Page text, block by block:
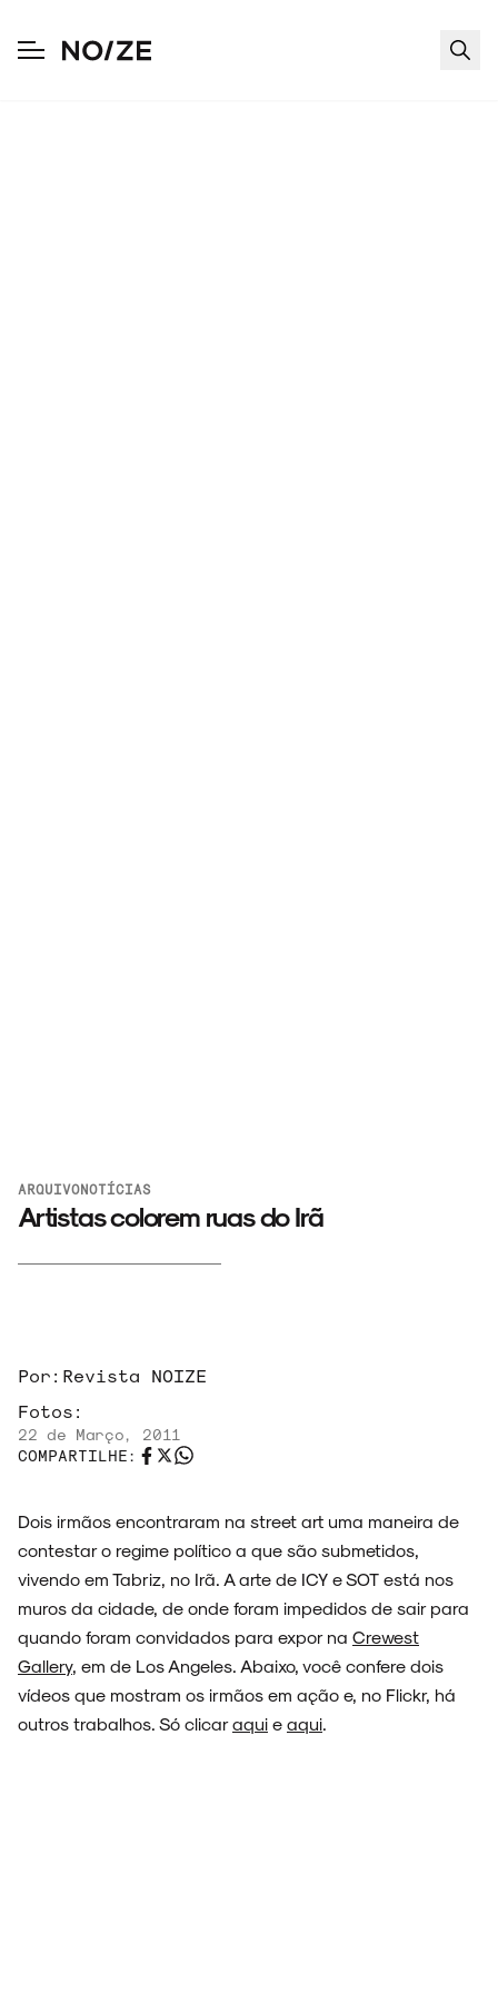
ENTREVISTAS
ESPECIAIS
FAIXA A FAIXA
ARQUIVONOTÍCIAS
Artistas colorem ruas do Irã
Por: Revista NOIZE
Fotos:
22 de Março, 2011
COMPARTILHE:
Dois irmãos encontraram na street art uma maneira de
contestar o regime político a que são submetidos,
vivendo em Tabriz, no Irã. A arte de ICY e SOT está nos
muros da cidade, de onde foram impedidos de sair para
quando foram convidados para expor na Crewest
Gallery, em de Los Angeles. Abaixo, você confere dois
vídeos que mostram os irmãos em ação e, no Flickr, há
outros trabalhos. Só clicaraqui e aqui.